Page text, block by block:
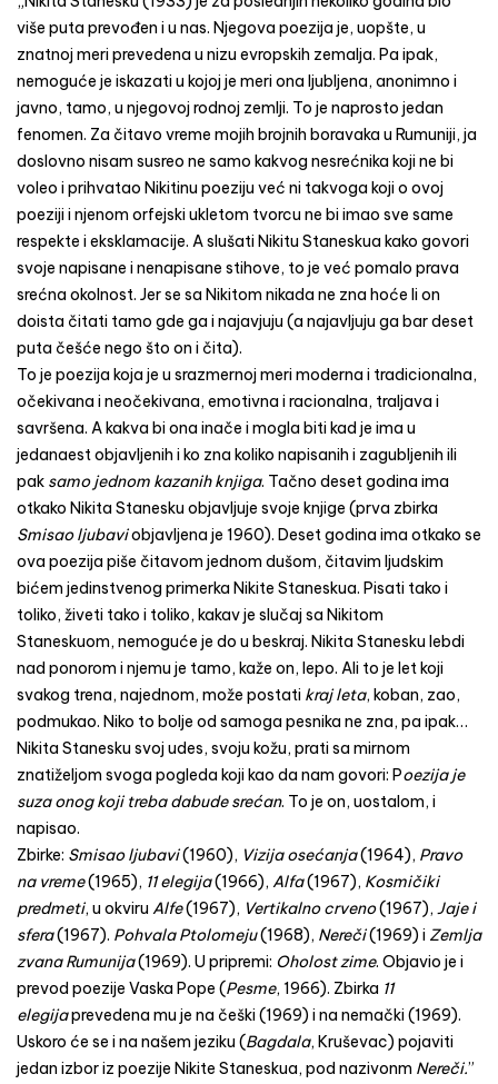
više puta prevođen i u nas. Njegova poezija je, uopšte, u
znatnoj meri prevedena u nizu evropskih zemalja. Pa ipak,
nemoguće je iskazati u kojoj je meri ona ljubljena, anonimno i
javno, tamo, u njegovoj rodnoj zemlji. To je naprosto jedan
fenomen. Za čitavo vreme mojih brojnih boravaka u Rumuniji, ja
doslovno nisam susreo ne samo kakvog nesrećnika koji ne bi
voleo i prihvatao Nikitinu poeziju već ni takvoga koji o ovoj
poeziji i njenom orfejski ukletom tvorcu ne bi imao sve same
respekte i eksklamacije. A slušati Nikitu Staneskua kako govori
svoje napisane i nenapisane stihove, to je već pomalo prava
srećna okolnost. Jer se sa Nikitom nikada ne zna hoće li on
doista čitati tamo gde ga i najavjuju (a najavljuju ga bar deset
puta češće nego što on i čita).
To je poezija koja je u srazmernoj meri moderna i tradicionalna,
očekivana i neočekivana, emotivna i racionalna, traljava i
savršena. A kakva bi ona inače i mogla biti kad je ima u
jedanaest objavljenih i ko zna koliko napisanih i zagubljenih ili
pak samo jednom kazanih knjiga. Tačno deset godina ima
otkako Nikita Stanesku objavljuje svoje knjige (prva zbirka
Smisao ljubaviobjavljena je 1960). Deset godina ima otkako se
ova poezija piše čitavom jednom dušom, čitavim ljudskim
bićem jedinstvenog primerka Nikite Staneskua. Pisati tako i
toliko, živeti tako i toliko, kakav je slučaj sa Nikitom
Staneskuom, nemoguće je do u beskraj. Nikita Stanesku lebdi
nad ponorom i njemu je tamo, kaže on, lepo. Ali to je let koji
svakog trena, najednom, može postati kraj leta, koban, zao,
podmukao. Niko to bolje od samoga pesnika ne zna, pa ipak…
Nikita Stanesku svoj udes, svoju kožu, prati sa mirnom
znatiželjom svoga pogleda koji kao da nam govori: Poezija je
suza onog koji treba dabude srećan. To je on, uostalom, i
napisao.
Zbirke: Smisao ljubavi(1960), Vizija osećanja(1964), Pravo
na vreme(1965), 11 elegija(1966), Alfa(1967), Kosmičiki
predmeti, u okviru Alfe(1967), Vertikalno crveno(1967), Jaje i
sfera(1967). Pohvala Ptolomeju(1968), Nereči(1969) i Zemlja
zvana Rumunija(1969). U pripremi: Oholostzime. Objavio je i
prevod poezije Vaska Pope (Pesme, 1966). Zbirka 11
elegijaprevedena mu je na češki (1969) i na nemački (1969).
Uskoro će se i na našem jeziku (Bagdala, Kruševac) pojaviti
jedan izbor iz poezije Nikite Staneskua, pod nazivonm Nereči.”